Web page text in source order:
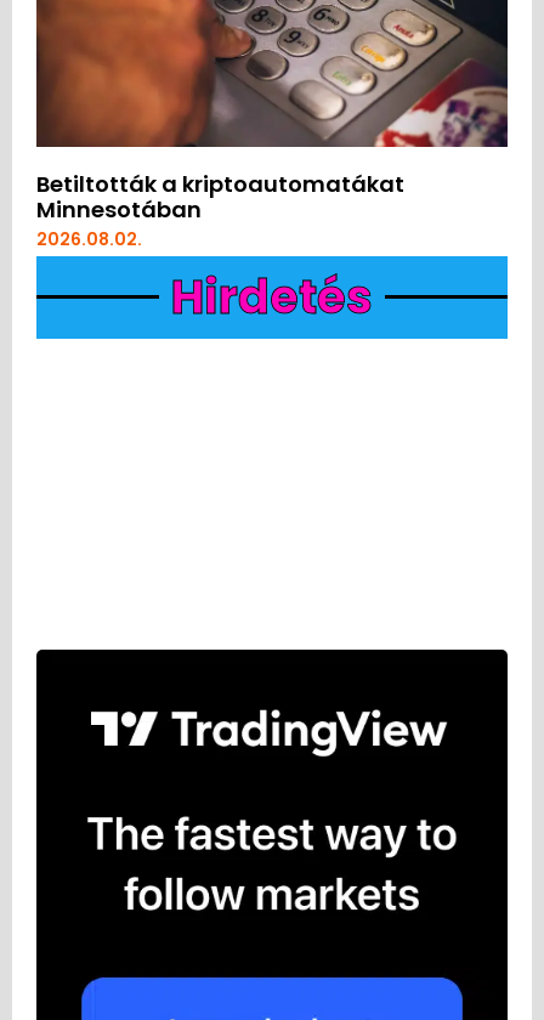
Betiltották a kriptoautomatákat
Minnesotában
2026.08.02.
Hirdetés